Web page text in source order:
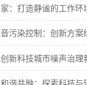
：打造静谧的工作环
污染控制：创新方案
新科技城市噪声治理